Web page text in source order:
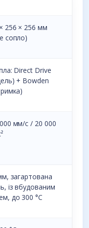
256 × 256 мм
сопло)
Direct Drive
+ Bowden
мм/с / 20 000
загартована
із вбудованим
до 300 °C